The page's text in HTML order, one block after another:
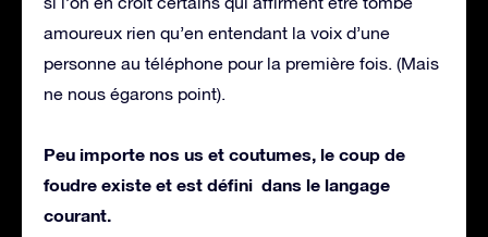
amoureux rien qu’en entendant la voix d’une
personne au téléphone pour la première fois. (Mais
ne nous égarons point).
Peu importe nos us et coutumes, le coup de
foudre existe et est défini dans le langage
courant.